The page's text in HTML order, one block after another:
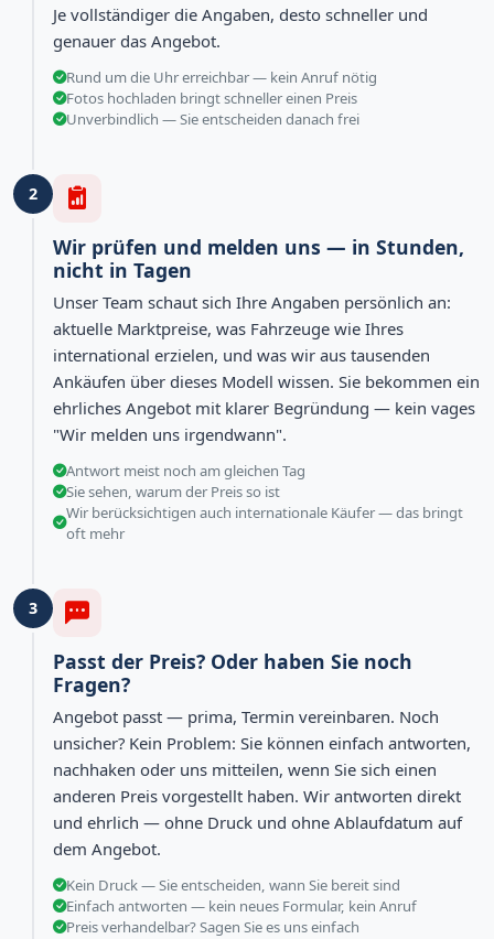
Je vollständiger die Angaben, desto schneller und
genauer das Angebot.
Rund um die Uhr erreichbar — kein Anruf nötig
Fotos hochladen bringt schneller einen Preis
Unverbindlich — Sie entscheiden danach frei
2
Wir prüfen und melden uns — in Stunden,
nicht in Tagen
Unser Team schaut sich Ihre Angaben persönlich an:
aktuelle Marktpreise, was Fahrzeuge wie Ihres
international erzielen, und was wir aus tausenden
Ankäufen über dieses Modell wissen. Sie bekommen ein
ehrliches Angebot mit klarer Begründung — kein vages
"Wir melden uns irgendwann".
Antwort meist noch am gleichen Tag
Sie sehen, warum der Preis so ist
Wir berücksichtigen auch internationale Käufer — das bringt
oft mehr
3
Passt der Preis? Oder haben Sie noch
Fragen?
Angebot passt — prima, Termin vereinbaren. Noch
unsicher? Kein Problem: Sie können einfach antworten,
nachhaken oder uns mitteilen, wenn Sie sich einen
anderen Preis vorgestellt haben. Wir antworten direkt
und ehrlich — ohne Druck und ohne Ablaufdatum auf
dem Angebot.
Kein Druck — Sie entscheiden, wann Sie bereit sind
Einfach antworten — kein neues Formular, kein Anruf
Preis verhandelbar? Sagen Sie es uns einfach